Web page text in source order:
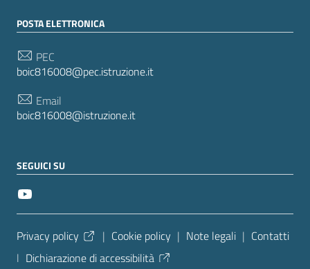
POSTA ELETTRONICA
PEC
boic816008@pec.istruzione.it
Email
boic816008@istruzione.it
SEGUICI SU
Sezione Link Utili
Privacy policy | Cookie policy | Note legali | Contatti
| Dichiarazione di accessibilità